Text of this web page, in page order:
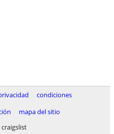
condiciones
mapa del sitio